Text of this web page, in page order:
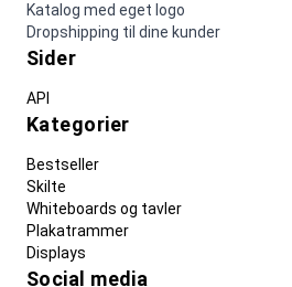
Katalog med eget logo
Dropshipping til dine kunder
Sider
API
Kategorier
Bestseller
Skilte
Whiteboards og tavler
Plakatrammer
Displays
Social media